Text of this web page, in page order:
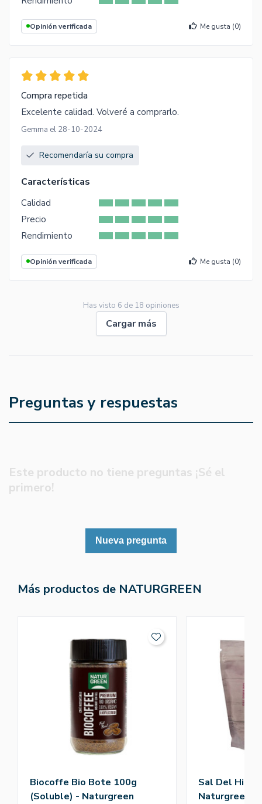
Opinión verificada Me gusta (0)
Compra repetida
Excelente calidad. Volveré a comprarlo.
Gemma el 28-10-2024
Recomendaría su compra
Características
Calidad
Precio
Rendimiento
Opinión verificada Me gusta (0)
Has visto 6 de 18 opiniones
Cargar más
Preguntas y respuestas
Este producto no tiene preguntas ¡Sé el
primero!
Nueva pregunta
Más productos de NATURGREEN
Biocoffe Bio Bote 100g
(Soluble) - Naturgreen
Sal Del
Naturgreen